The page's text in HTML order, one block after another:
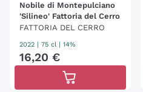
Nobile di Montepulciano
'Silineo' Fattoria del Cerro
FATTORIA DEL CERRO
2022 75 cl | 14%
16,20 €